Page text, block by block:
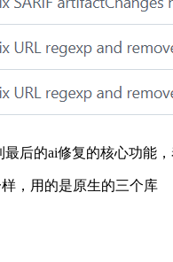
后的ai修复的核心功能
，用的是原生的三个库